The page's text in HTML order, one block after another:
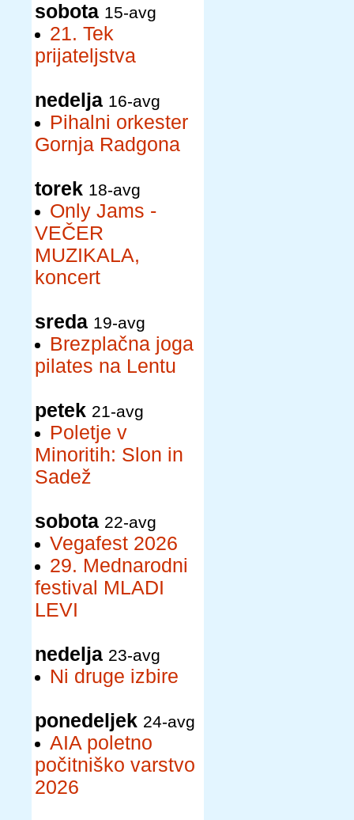
sobota 15-avg
21. Tek
prijateljstva
nedelja 16-avg
Pihalni orkester
Gornja Radgona
torek 18-avg
Only Jams -
VEČER
MUZIKALA,
koncert
sreda 19-avg
Brezplačna joga
pilates na Lentu
petek 21-avg
Poletje v
Minoritih: Slon in
Sadež
sobota 22-avg
Vegafest 2026
29. Mednarodni
festival MLADI
LEVI
nedelja 23-avg
Ni druge izbire
ponedeljek 24-avg
AIA poletno
počitniško varstvo
2026